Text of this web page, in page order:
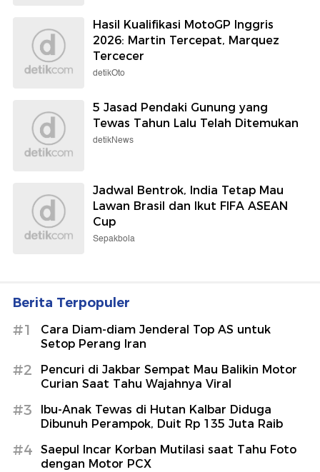
Hasil Kualifikasi MotoGP Inggris
2026: Martin Tercepat, Marquez
Tercecer
detikOto
5 Jasad Pendaki Gunung yang
Tewas Tahun Lalu Telah Ditemukan
detikNews
Jadwal Bentrok, India Tetap Mau
Lawan Brasil dan Ikut FIFA ASEAN
Cup
Sepakbola
Berita Terpopuler
#1
Cara Diam-diam Jenderal Top AS untuk
Setop Perang Iran
#2
Pencuri di Jakbar Sempat Mau Balikin Motor
Curian Saat Tahu Wajahnya Viral
#3
Ibu-Anak Tewas di Hutan Kalbar Diduga
Dibunuh Perampok, Duit Rp 135 Juta Raib
#4
Saepul Incar Korban Mutilasi saat Tahu Foto
dengan Motor PCX